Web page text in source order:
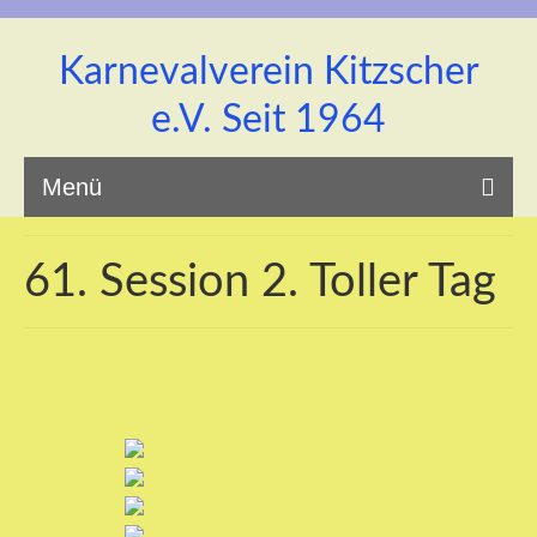
Karnevalverein Kitzscher
e.V. Seit 1964
Menü
Unsere Prinzenpaar
61. Session 2. Toller Tag